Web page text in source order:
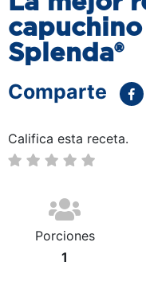
Splenda®
Comparte
Califica esta receta.
Porciones
1